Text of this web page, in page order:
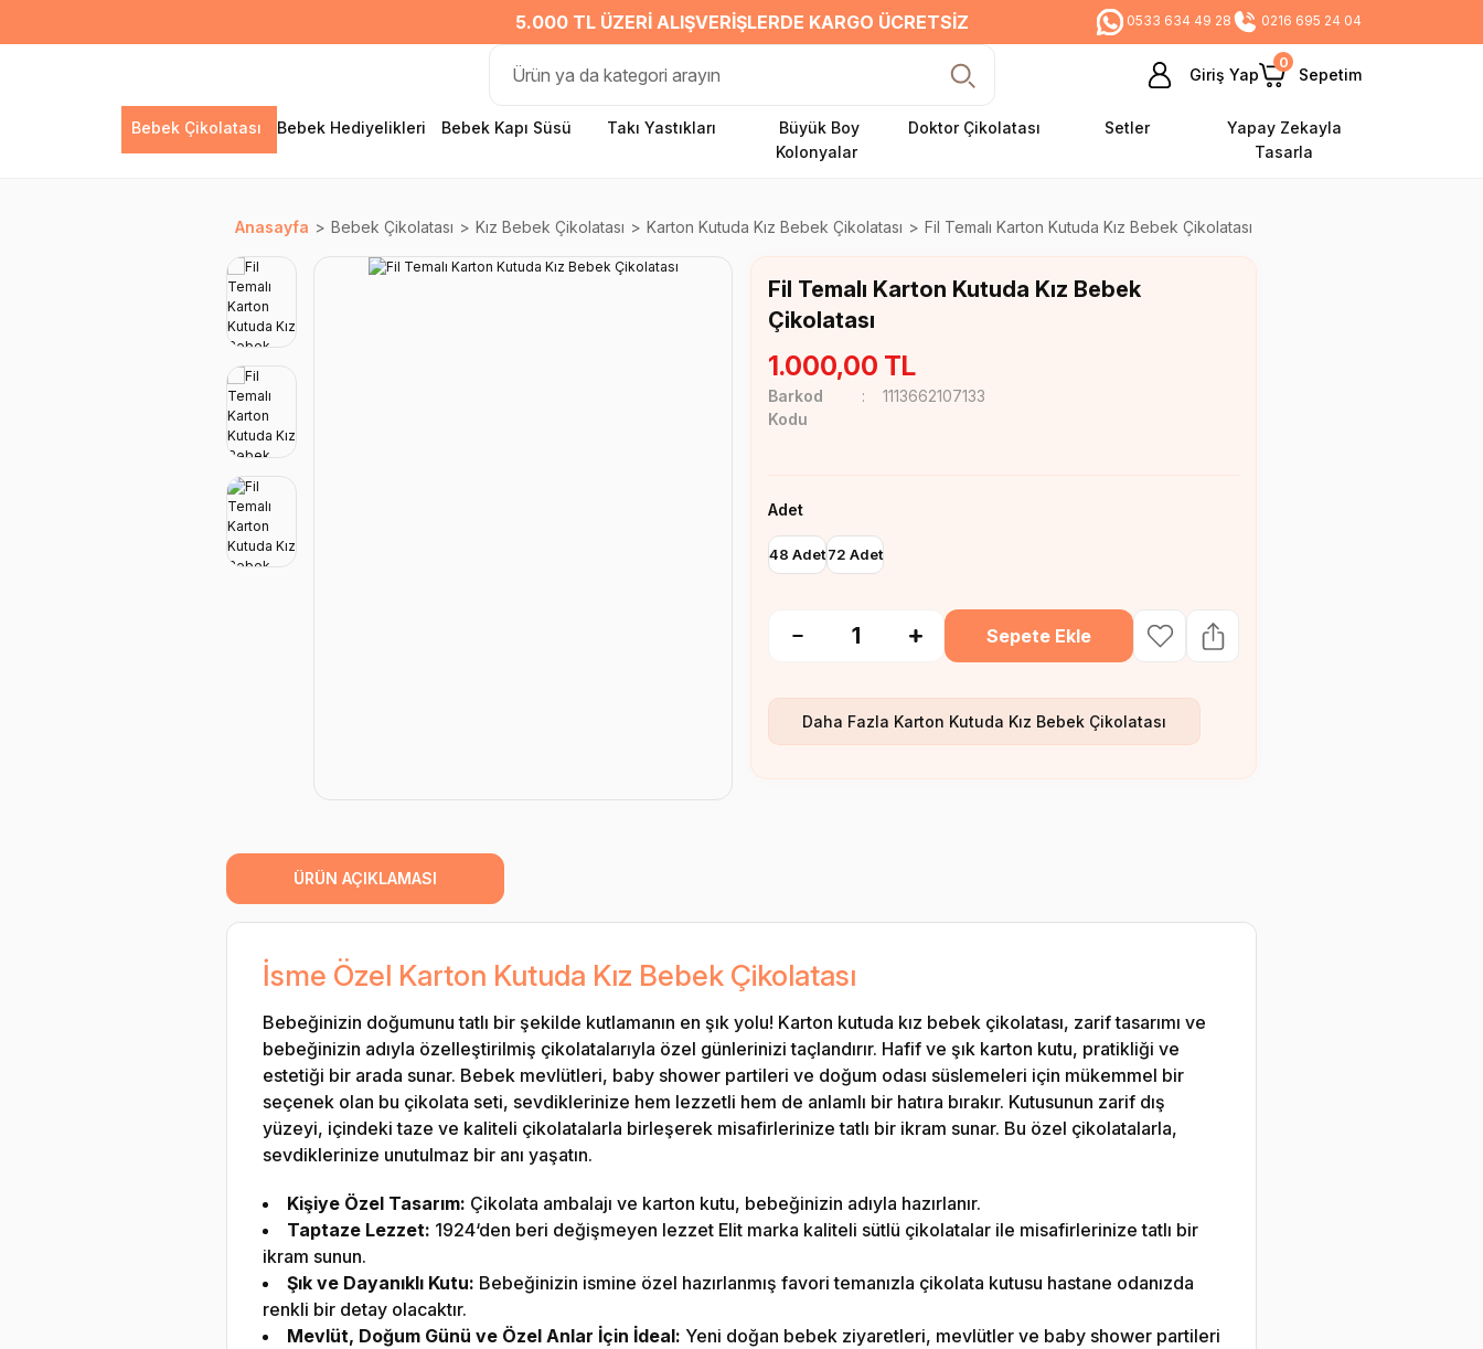
5.000 TL ÜZERI ALIŞVERIŞLERDE KARGO ÜCRETSIZ 0533 634 49 28 0216 695 24 04
Giriş Yap
0
Sepetim
Bebek Çikolatası Bebek Hediyelikleri Bebek Kapı Süsü Takı Yastıkları
Büyük Boy
Kolonyalar
Doktor Çikolatası Setler
Yapay Zekayla
Tasarla
Anasayfa Bebek Çikolatası Kız Bebek Çikolatası Karton Kutuda Kız Bebek Çikolatası Fil Temalı Karton Kutuda Kız Bebek Çikolatası
Fil Temalı Karton Kutuda Kız Bebek
Çikolatası
1.000,00 TL
Barkod
Kodu
1113662107133
Adet
48 Adet72 Adet
Sepete Ekle
Daha Fazla Karton Kutuda Kız Bebek Çikolatası
ÜRÜN AÇIKLAMASI
İsme Özel Karton Kutuda Kız Bebek Çikolatası
Bebeğinizin doğumunu tatlı bir şekilde kutlamanın en şık yolu! Karton kutuda kız bebek çikolatası, zarif tasarımı ve
bebeğinizin adıyla özelleştirilmiş çikolatalarıyla özel günlerinizi taçlandırır. Hafif ve şık karton kutu, pratikliği ve
estetiği bir arada sunar. Bebek mevlütleri, baby shower partileri ve doğum odası süslemeleri için mükemmel bir
seçenek olan bu çikolata seti, sevdiklerinize hem lezzetli hem de anlamlı bir hatıra bırakır. Kutusunun zarif dış
yüzeyi, içindeki taze ve kaliteli çikolatalarla birleşerek misafirlerinize tatlı bir ikram sunar. Bu özel çikolatalarla,
sevdiklerinize unutulmaz bir anı yaşatın.
Kişiye Özel Tasarım: Çikolata ambalajı ve karton kutu, bebeğinizin adıyla hazırlanır.
Taptaze Lezzet: 1924‘den beri değişmeyen lezzet Elit marka kaliteli sütlü çikolatalar ile misafirlerinize tatlı bir
ikram sunun.
Şık ve Dayanıklı Kutu: Bebeğinizin ismine özel hazırlanmış favori temanızla çikolata kutusu hastane odanızda
renkli bir detay olacaktır.
Mevlüt, Doğum Günü ve Özel Anlar İçin İdeal: Yeni doğan bebek ziyaretleri, mevlütler ve baby shower partileri